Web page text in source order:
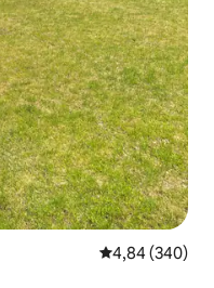
Évaluation
4,84 (340)